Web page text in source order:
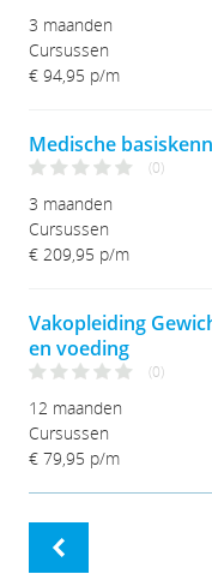
3 maanden
Cursussen
€ 94,95 p/m
Medische
(0)
3 maanden
Cursussen
€ 209,95 p/m
Vakopleiding
en voeding
(0)
12 maanden
Cursussen
€ 79,95 p/m